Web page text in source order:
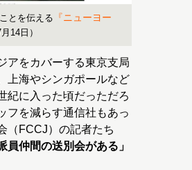
とを伝える 『ニューヨー
14日）
アをカバーする東京支局
上海やシンガポールなど
紀に入った頃だっただろ
フを減らす通信社もあっ
（FCCJ）の記者たち
員仲間の送別会がある」